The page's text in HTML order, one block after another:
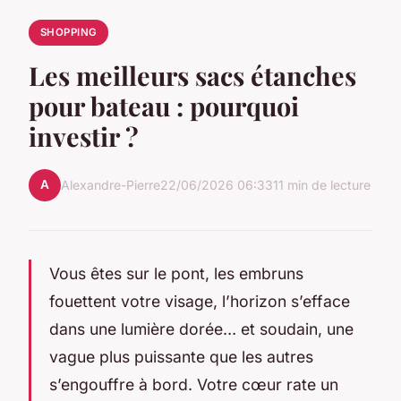
SHOPPING
Les meilleurs sacs étanches
pour bateau : pourquoi
investir ?
A Alexandre-Pierre22/06/2026 06:3311 min de lecture
Vous êtes sur le pont, les embruns
fouettent votre visage, l’horizon s’efface
dans une lumière dorée… et soudain, une
vague plus puissante que les autres
s’engouffre à bord. Votre cœur rate un